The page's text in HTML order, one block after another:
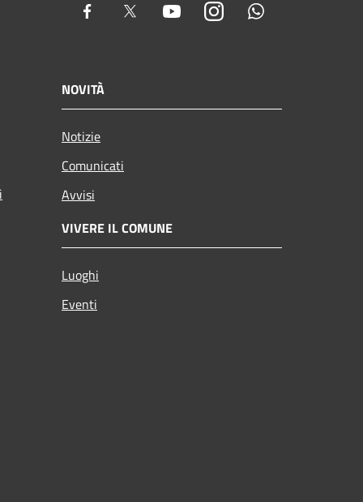
Facebook Twitter YoutubeInstagram
NOVITÀ
Notizie
Comunicati
Avvisi
VIVERE IL COMUNE
Luoghi
Eventi